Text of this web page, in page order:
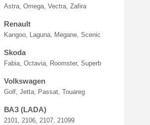
Astra Omega Vectra Zafira
Renault
Kangoo Laguna Megane Scenic
Skoda
Fabia Octavia Roomster Superb
Volkswagen
Golf Jetta Passat Touareg
ВАЗ (LADA)
2101 2106 2107 21099